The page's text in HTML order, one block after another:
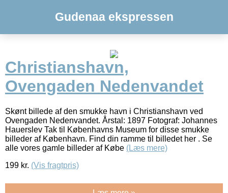
Gudenaa ekspressen
Christianshavn,
Ovengaden Nedenvandet
Skønt billede af den smukke havn i Christianshavn ved
Ovengaden Nedenvandet. Årstal: 1897 Fotograf: Johannes
Hauerslev Tak til Københavns Museum for disse smukke
billeder af København. Find din ramme til billedet her . Se
alle vores gamle billeder af Købe (Læs mere)
199 kr. (Vis fragtpris)